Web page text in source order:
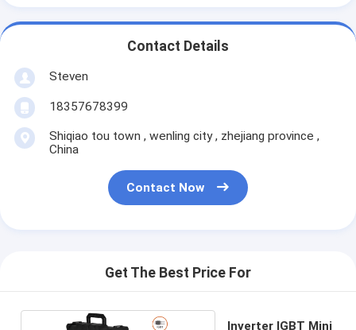
Contact Details
Steven
18357678399
Shiqiao tou town , wenling city , zhejiang province ,
China
Contact Now
Get The Best Price For
Inverter IGBT Mini